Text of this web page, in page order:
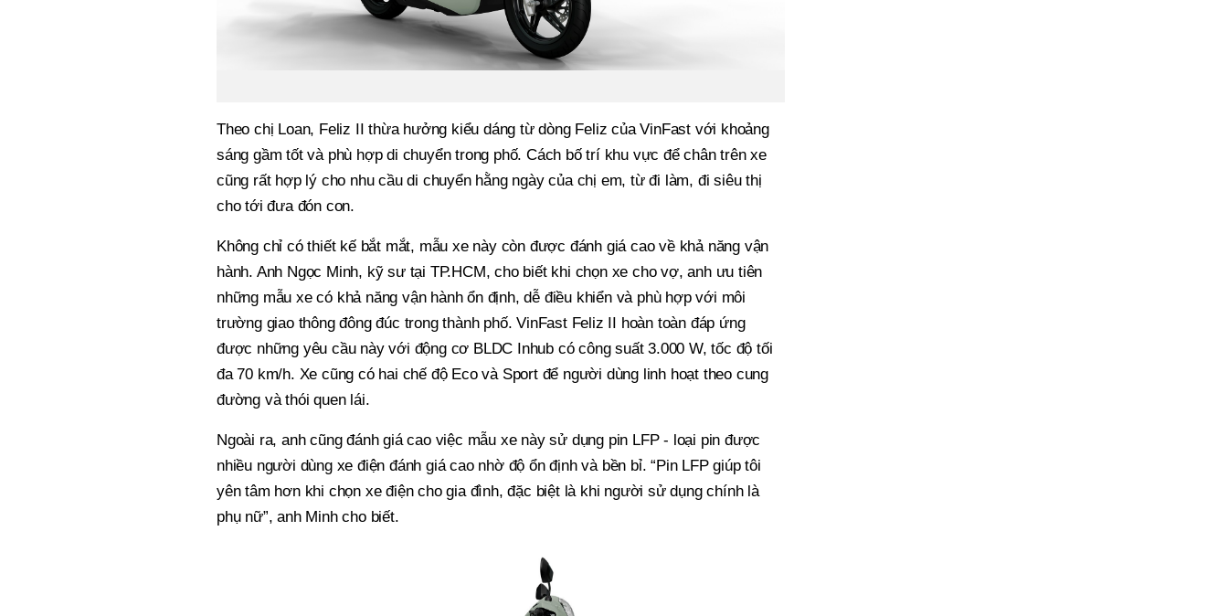
Theo chị Loan, Feliz II thừa hưởng kiểu dáng từ dòng Feliz của VinFast với khoảng
sáng gầm tốt và phù hợp di chuyển trong phố. Cách bố trí khu vực để chân trên xe
cũng rất hợp lý cho nhu cầu di chuyển hằng ngày của chị em, từ đi làm, đi siêu thị
cho tới đưa đón con.
Không chỉ có thiết kế bắt mắt, mẫu xe này còn được đánh giá cao về khả năng vận
hành. Anh Ngọc Minh, kỹ sư tại TP.HCM, cho biết khi chọn xe cho vợ, anh ưu tiên
những mẫu xe có khả năng vận hành ổn định, dễ điều khiển và phù hợp với môi
trường giao thông đông đúc trong thành phố. VinFast Feliz II hoàn toàn đáp ứng
được những yêu cầu này với động cơ BLDC Inhub có công suất 3.000 W, tốc độ tối
đa 70 km/h. Xe cũng có hai chế độ Eco và Sport để người dùng linh hoạt theo cung
đường và thói quen lái.
Ngoài ra, anh cũng đánh giá cao việc mẫu xe này sử dụng pin LFP - loại pin được
nhiều người dùng xe điện đánh giá cao nhờ độ ổn định và bền bỉ. “Pin LFP giúp tôi
yên tâm hơn khi chọn xe điện cho gia đình, đặc biệt là khi người sử dụng chính là
phụ nữ”, anh Minh cho biết.